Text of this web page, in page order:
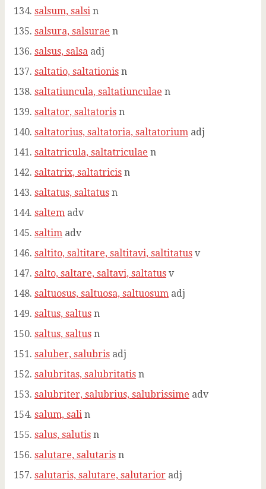
salsum, salsi n
salsura, salsurae n
salsus, salsa adj
saltatio, saltationis n
saltatiuncula, saltatiunculae n
saltator, saltatoris n
saltatorius, saltatoria, saltatorium adj
saltatricula, saltatriculae n
saltatrix, saltatricis n
saltatus, saltatus n
saltem adv
saltim adv
saltito, saltitare, saltitavi, saltitatus v
salto, saltare, saltavi, saltatus v
saltuosus, saltuosa, saltuosum adj
saltus, saltus n
saltus, saltus n
saluber, salubris adj
salubritas, salubritatis n
salubriter, salubrius, salubrissime adv
salum, sali n
salus, salutis n
salutare, salutaris n
salutaris, salutare, salutarior adj